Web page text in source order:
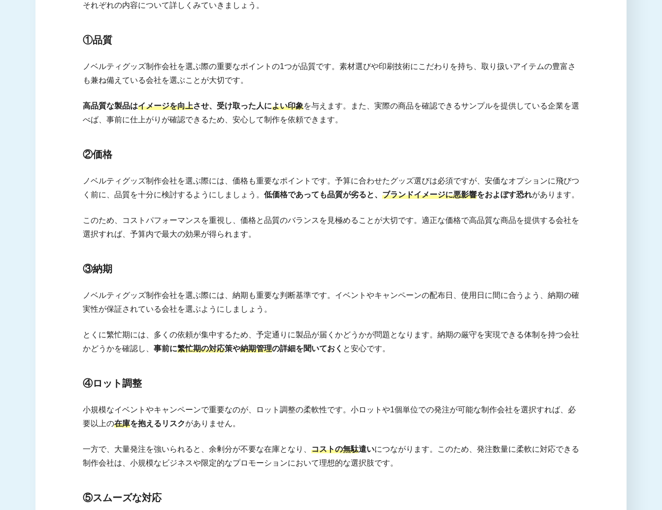
それぞれの内容について詳しくみていきましょう。
①品質
ノベルティグッズ制作会社を選ぶ際の重要なポイントの1つが品質です。素材選びや印刷技術にこだわりを持ち、取り扱いアイテムの豊富さ
も兼ね備えている会社を選ぶことが大切です。
高品質な製品はイメージを向上させ、受け取った人によい印象を与えます。また、実際の商品を確認できるサンプルを提供している企業を選
べば、事前に仕上がりが確認できるため、安心して制作を依頼できます。
②価格
ノベルティグッズ制作会社を選ぶ際には、価格も重要なポイントです。予算に合わせたグッズ選びは必須ですが、安価なオプションに飛びつ
く前に、品質を十分に検討するようにしましょう。 低価格であっても品質が劣ると、 ブランドイメージに悪影響をおよぼす恐れがあります。
このため、コストパフォーマンスを重視し、価格と品質のバランスを見極めることが大切です。適正な価格で高品質な商品を提供する会社を
選択すれば、予算内で最大の効果が得られます。
③納期
ノベルティグッズ制作会社を選ぶ際には、納期も重要な判断基準です。イベントやキャンペーンの配布日、使用日に間に合うよう、納期の確
実性が保証されている会社を選ぶようにしましょう。
とくに繁忙期には、多くの依頼が集中するため、予定通りに製品が届くかどうかが問題となります。納期の厳守を実現できる体制を持つ会社
かどうかを確認し、 事前に繁忙期の対応策や納期管理の詳細を聞いておく と安心です。
④ロット調整
小規模なイベントやキャンペーンで重要なのが、ロット調整の柔軟性です。小ロットや1個単位での発注が可能な制作会社を選択すれば、必
要以上の在庫を抱えるリスクがありません。
一方で、大量発注を強いられると、余剰分が不要な在庫となり、 コストの無駄遣いにつながります。このため、発注数量に柔軟に対応できる
制作会社は、小規模なビジネスや限定的なプロモーションにおいて理想的な選択肢です。
⑤スムーズな対応